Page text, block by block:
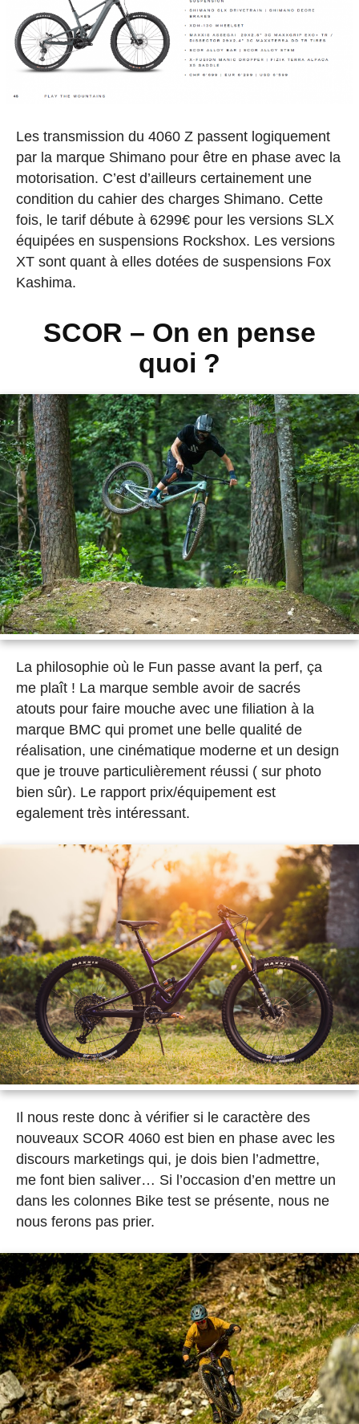
Les transmission du 4060 Z passent logiquement
par la marque Shimano pour être en phase avec la
motorisation. C’est d’ailleurs certainement une
condition du cahier des charges Shimano. Cette
fois, le tarif débute à 6299€ pour les versions SLX
équipées en suspensions Rockshox. Les versions
XT sont quant à elles dotées de suspensions Fox
Kashima.
SCOR – On en pense
quoi ?
La philosophie où le Fun passe avant la perf, ça
me plaît ! La marque semble avoir de sacrés
atouts pour faire mouche avec une filiation à la
marque BMC qui promet une belle qualité de
réalisation, une cinématique moderne et un design
que je trouve particulièrement réussi ( sur photo
bien sûr). Le rapport prix/équipement est
egalement très intéressant.
Il nous reste donc à vérifier si le caractère des
nouveaux SCOR 4060 est bien en phase avec les
discours marketings qui, je dois bien l’admettre,
me font bien saliver… Si l’occasion d’en mettre un
dans les colonnes Bike test se présente, nous ne
nous ferons pas prier.